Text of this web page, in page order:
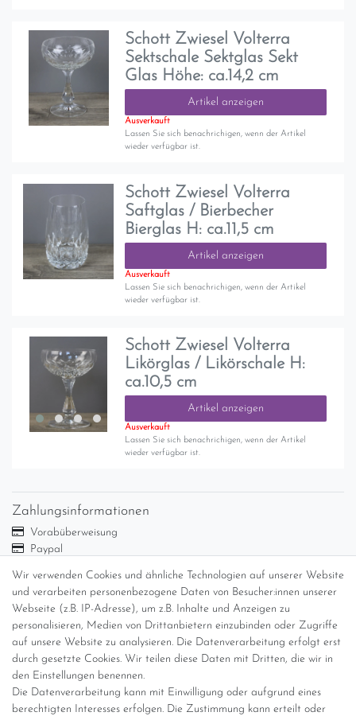
Schott Zwiesel Volterra
Sektschale Sektglas Sekt
Glas Höhe: ca.14,2 cm
Artikel anzeigen
Ausverkauft
Lassen Sie sich benachrichigen, wenn der Artikel
wieder verfügbar ist.
Schott Zwiesel Volterra
Saftglas / Bierbecher
Bierglas H: ca.11,5 cm
Artikel anzeigen
Ausverkauft
Lassen Sie sich benachrichigen, wenn der Artikel
wieder verfügbar ist.
Schott Zwiesel Volterra
Likörglas / Likörschale H:
ca.10,5 cm
Artikel anzeigen
Ausverkauft
Lassen Sie sich benachrichigen, wenn der Artikel
wieder verfügbar ist.
Wir verwenden Cookies und ähnliche Technologien auf unserer Website
und verarbeiten personenbezogene Daten von Besucher:innen unserer
Webseite (z.B. IP-Adresse), um z.B. Inhalte und Anzeigen zu
personalisieren, Medien von Drittanbietern einzubinden oder Zugriffe
auf unsere Website zu analysieren. Die Datenverarbeitung erfolgt erst
durch gesetzte Cookies. Wir teilen diese Daten mit Dritten, die wir in
den Einstellungen benennen.
Die Datenverarbeitung kann mit Einwilligung oder aufgrund eines
berechtigten Interesses erfolgen. Die Zustimmung kann erteilt oder
Zahlungsinformationen
Vorabüberweisung
Paypal
Versandinformationen
Versand per GLS (6,90 Euro) oder DHL (8,49 Euro ) inkl. MwSt.
(innerhalb Deutschlands)
kostenfreie Lieferung ab 150 Euro Warenwert (innerhalb
Deutschlands)